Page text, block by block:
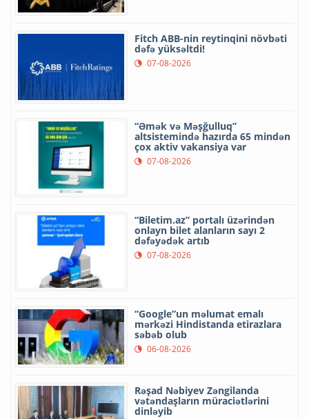
Fitch ABB-nin reytinqini növbəti
dəfə yüksəltdi!
07-08-2026
“Əmək və Məşğulluq”
altsistemində hazırda 65 mindən
çox aktiv vakansiya var
07-08-2026
“Biletim.az” portalı üzərindən
onlayn bilet alanların sayı 2
dəfəyədək artıb
07-08-2026
“Google”un məlumat emalı
mərkəzi Hindistanda etirazlara
səbəb olub
06-08-2026
Rəşad Nəbiyev Zəngilanda
vətəndaşların müraciətlərini
dinləyib